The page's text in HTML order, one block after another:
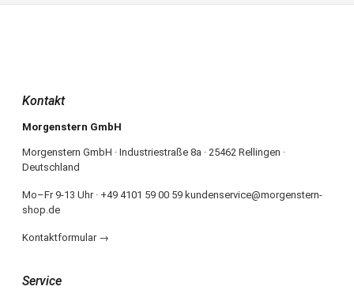
Kontakt
Morgenstern GmbH
Morgenstern GmbH · Industriestraße 8a · 25462 Rellingen ·
Deutschland
Mo–Fr 9-13 Uhr · +49 4101 59 00 59 kundenservice@morgenstern-
shop.de
Kontaktformular →
Service